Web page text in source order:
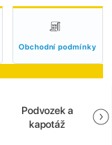
Obchodní podmínky
Podvozek a
kapotáž